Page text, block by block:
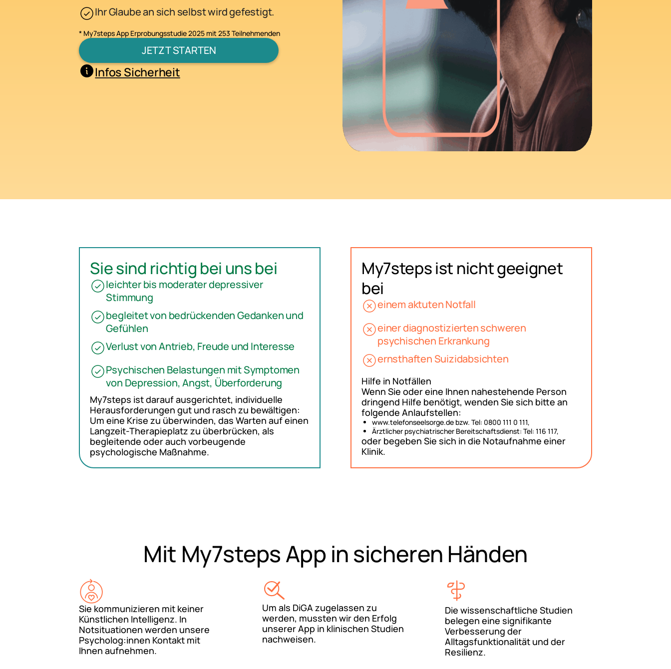
Ihr Glaube an sich selbst wird gefestigt.
* My7steps App Erprobungsstudie 2025 mit 253 Teilnehmenden
JETZT STARTEN
Infos Sicherheit
Sie sind richtig bei uns bei
leichter bis moderater depressiver
Stimmung
begleitet von bedrückenden Gedanken und
Gefühlen
Verlust von Antrieb, Freude und Interesse
Psychischen Belastungen mit Symptomen
von Depression, Angst, Überforderung
My7steps ist darauf ausgerichtet, individuelle
Herausforderungen gut und rasch zu bewältigen:
Um eine Krise zu überwinden, das Warten auf einen
Langzeit-Therapieplatz zu überbrücken, als
begleitende oder auch vorbeugende
psychologische Maßnahme.
My7steps ist nicht geeignet
bei
einem aktuten Notfall
einer diagnostizierten schweren
psychischen Erkrankung
ernsthaften Suizidabsichten
Hilfe in Notfällen
Wenn Sie oder eine Ihnen nahestehende Person
dringend Hilfe benötigt, wenden Sie sich bitte an
folgende Anlaufstellen:
www.telefonseelsorge.de bzw. Tel: 0800 111 0 111,
Ärztlicher psychiatrischer Bereitschaftsdienst: Tel: 116 117,
oder begeben Sie sich in die Notaufnahme einer
Klinik.
Mit My7steps App in sicheren Händen
Sie kommunizieren mit keiner
Künstlichen Intelligenz. In
Notsituationen werden unsere
Psycholog:innen Kontakt mit
Ihnen aufnehmen.
Um als DiGA zugelassen zu
werden, mussten wir den Erfolg
unserer App in klinischen Studien
nachweisen.
Die wissenschaftliche Studien
belegen eine signifikante
Verbesserung der
Alltagsfunktionalität und der
Resilienz.